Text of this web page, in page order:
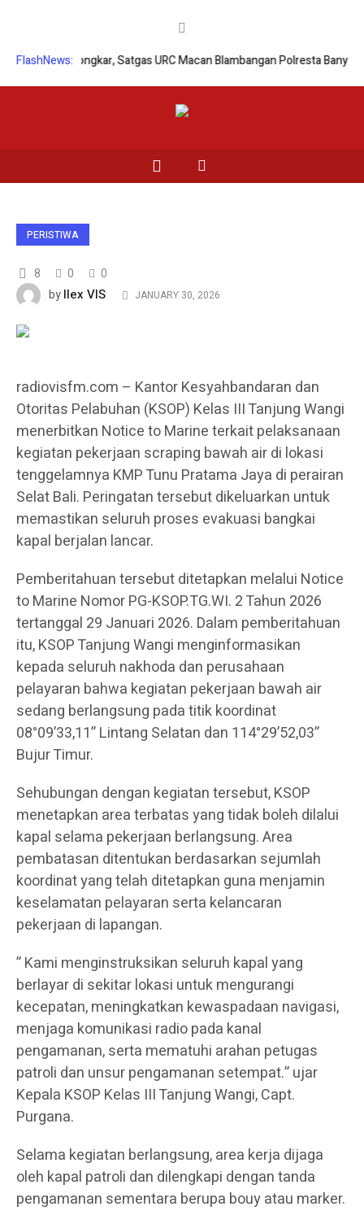
FlashNews:
Terbongkar, Satgas URC Macan Blambangan Polresta
PERISTIWA
8 0
0
byIlex VIS JANUARY 30, 2026
radiovisfm.com – Kantor Kesyahbandaran dan
Otoritas Pelabuhan (KSOP) Kelas III Tanjung Wangi
menerbitkan Notice to Marine terkait pelaksanaan
kegiatan pekerjaan scraping bawah air di lokasi
tenggelamnya KMP Tunu Pratama Jaya di perairan
Selat Bali. Peringatan tersebut dikeluarkan untuk
memastikan seluruh proses evakuasi bangkai
kapal berjalan lancar.
Pemberitahuan tersebut ditetapkan melalui Notice
to Marine Nomor PG-KSOP.TG.WI. 2 Tahun 2026
tertanggal 29 Januari 2026. Dalam pemberitahuan
itu, KSOP Tanjung Wangi menginformasikan
kepada seluruh nakhoda dan perusahaan
pelayaran bahwa kegiatan pekerjaan bawah air
sedang berlangsung pada titik koordinat
08°09’33,11” Lintang Selatan dan 114°29’52,03”
Bujur Timur.
Sehubungan dengan kegiatan tersebut, KSOP
menetapkan area terbatas yang tidak boleh dilalui
kapal selama pekerjaan berlangsung. Area
pembatasan ditentukan berdasarkan sejumlah
koordinat yang telah ditetapkan guna menjamin
keselamatan pelayaran serta kelancaran
pekerjaan di lapangan.
” Kami menginstruksikan seluruh kapal yang
berlayar di sekitar lokasi untuk mengurangi
kecepatan, meningkatkan kewaspadaan navigasi,
menjaga komunikasi radio pada kanal
pengamanan, serta mematuhi arahan petugas
patroli dan unsur pengamanan setempat.” ujar
Kepala KSOP Kelas III Tanjung Wangi, Capt.
Purgana.
Selama kegiatan berlangsung, area kerja dijaga
oleh kapal patroli dan dilengkapi dengan tanda
pengamanan sementara berupa bouy atau marker.